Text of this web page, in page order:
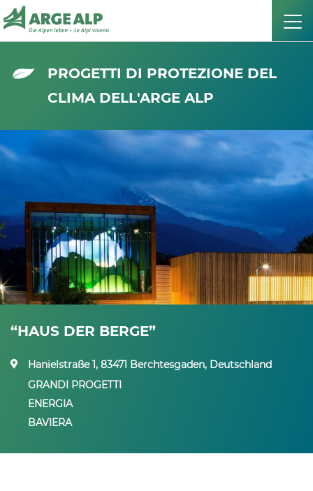
PROGETTI DI PROTEZIONE DEL
CLIMA DELL'ARGE ALP
“HAUS DER BERGE”
Hanielstraße 1, 83471 Berchtesgaden, Deutschland
GRANDI PROGETTI
ENERGIA
BAVIERA